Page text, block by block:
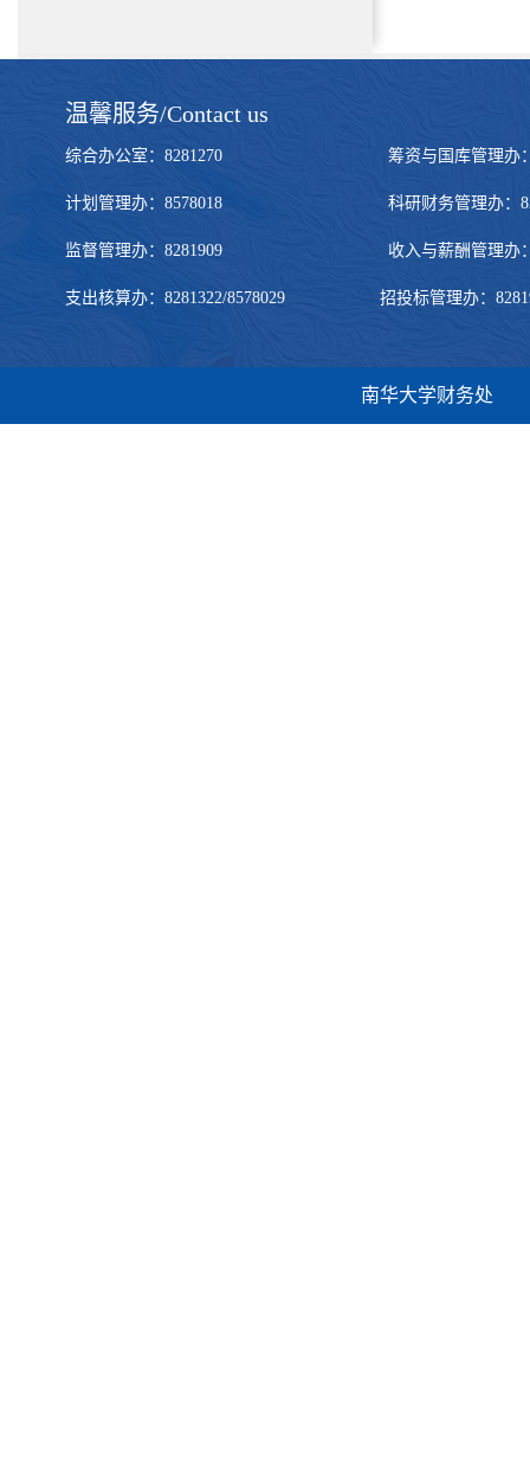
温馨服务/Contact us
综合办公室：8281270 筹资与国库管理办：
计划管理办：8578018 科研财务管理办：
监督管理办：8281909 收入与薪酬管理办：
支出核算办：8281322/8578029 招投标管理办：
南华大学财务处